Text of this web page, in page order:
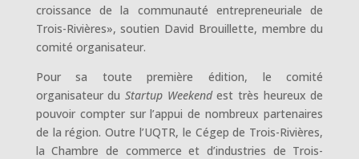
croissance de la communauté entrepreneuriale de
Trois-Rivières», soutien David Brouillette, membre du
comité organisateur.
Pour sa toute première édition, le comité
organisateur duStartup Weekendest très heureux de
pouvoir compter sur l’appui de nombreux partenaires
de la région. Outre l’UQTR, le Cégep de Trois-Rivières,
la Chambre de commerce et d’industries de Trois-